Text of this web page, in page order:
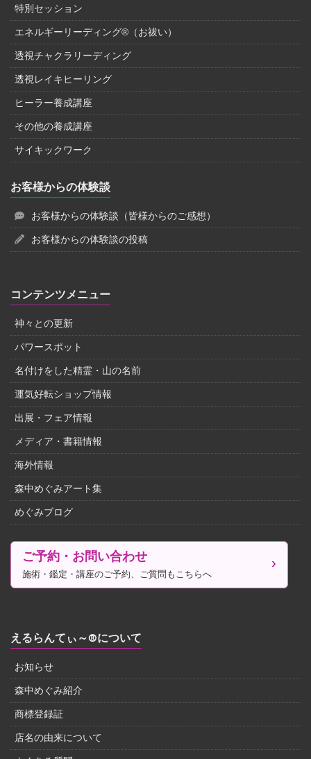
特別セッション
エネルギーリーディング®（お祓い）
透視チャクラリーディング
透視レイキヒーリング
ヒーラー養成講座
その他の養成講座
サイキックワーク
お客様からの体験談
お客様からの体験談（皆様からのご感想）
お客様からの体験談の投稿
コンテンツメニュー
神々との更新
パワースポット
名付けをした精霊・山の名前
運気好転ショップ情報
出展・フェア情報
メディア・書籍情報
海外情報
森中めぐみアート集
めぐみブログ
ご予約・お問い合わせ
施術・鑑定・講座のご予約、ご質問もこちらへ
えるらんてぃ～®について
お知らせ
森中めぐみ紹介
商標登録証
店名の由来について